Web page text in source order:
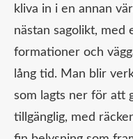
kliva in i en annan
nästan sagolikt, med
formationer och
lång tid. Man blir
som lagts ner för att
tillgänglig, med